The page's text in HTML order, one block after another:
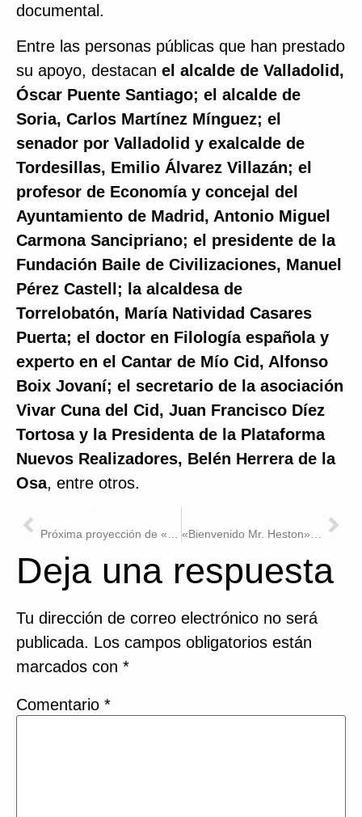
documental.
Entre las personas públicas que han prestado
su apoyo, destacan el alcalde de Valladolid,
Óscar Puente Santiago; el alcalde de
Soria, Carlos Martínez Mínguez; el
senador por Valladolid y exalcalde de
Tordesillas, Emilio Álvarez Villazán; el
profesor de Economía y concejal del
Ayuntamiento de Madrid, Antonio Miguel
Carmona Sancipriano; el presidente de la
Fundación Baile de Civilizaciones, Manuel
Pérez Castell; la alcaldesa de
Torrelobatón, María Natividad Casares
Puerta; el doctor en Filología española y
experto en el Cantar de Mío Cid, Alfonso
Boix Jovaní; el secretario de la asociación
Vivar Cuna del Cid, Juan Francisco Díez
Tortosa y la Presidenta de la Plataforma
Nuevos Realizadores, Belén Herrera de la
Osa, entre otros.
Próxima proyección de «Bienvenido Mr. Heston»: Universidad CEU San Pablo «Bienvenido Mr. Heston», en Sección Oficial del festival “Contra el silencio, todas las voces»
Deja una respuesta
Tu dirección de correo electrónico no será
publicada. Los campos obligatorios están
marcados con *
Comentario *